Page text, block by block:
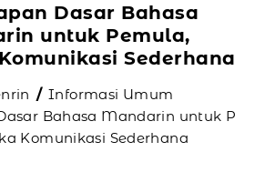
Dasar Bahasa
untuk Pemula,
Sederhana
Informasi Umum
Bahasa Mandarin untuk P
Komunikasi Sederhana